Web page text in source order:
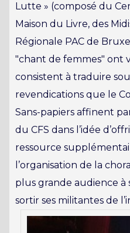
Lutte » (composé du
Maison du Livre, des
Régionale PAC de
"chant de femmes" ont
consistent à traduire
revendications que le
Sans-papiers affinent
du CFS dans l’idée
ressource
l’organisation de la
plus grande audience à
sortir ses militantes de